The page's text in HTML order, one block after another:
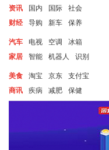
资讯 国内 国际
社会
财经
导购 新车 保养
汽车 电视 空调
冰箱
家居
智能 机器人 识别
美食 淘宝 京东
支付宝
商讯
疾病 减肥 保健